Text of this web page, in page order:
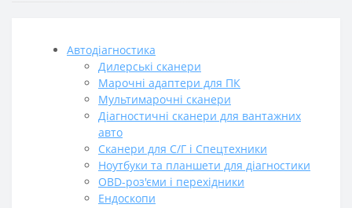
Автодіагностика
Дилерські сканери
Марочні адаптери для ПК
Мультимарочні сканери
Діагностичні сканери для вантажних
авто
Сканери для С/Г і Спецтехники
Ноутбуки та планшети для діагностики
OBD-роз'єми і перехідники
Ендоскопи